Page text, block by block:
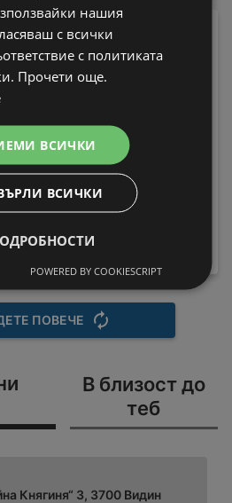
Електрическа четка
за зъби Philips
HX9911/17 Sonicare
189,99 € / 371,59 лв.
вместо
ПОВЕЧЕ
В близост до
теб
Княгиня“ 3, 3700 Видин
нашия
с всички
с политиката
Прочети още.
ВСИЧКИ
ВСИЧКИ
POWERED BY COOKIESCRIPT